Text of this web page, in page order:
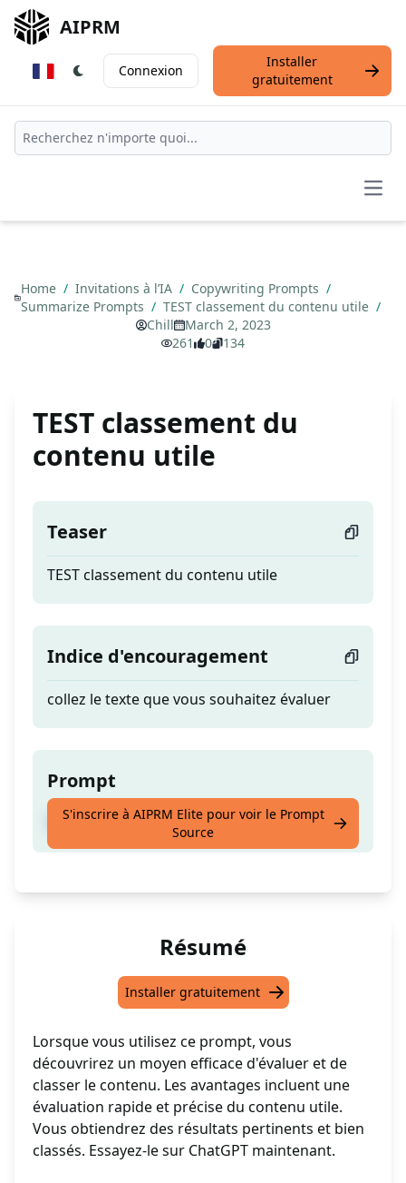
AIPRM
Connexion
Installer
gratuitement
Home / Invitations à l’IA / Copywriting Prompts /
Summarize Prompts / TEST classement du contenu utile /
Chill
March 2, 2023
261
0 134
TEST classement du
contenu utile
Teaser
TEST classement du contenu utile
Indice d'encouragement
collez le texte que vous souhaitez évaluer
Prompt
TEST classement du contenu utile
S'inscrire à AIPRM Elite pour voir le Prompt
Source
Résumé
Installer gratuitement
Lorsque vous utilisez ce prompt, vous
découvrirez un moyen efficace d'évaluer et de
classer le contenu. Les avantages incluent une
évaluation rapide et précise du contenu utile.
Vous obtiendrez des résultats pertinents et bien
classés. Essayez-le sur ChatGPT maintenant.